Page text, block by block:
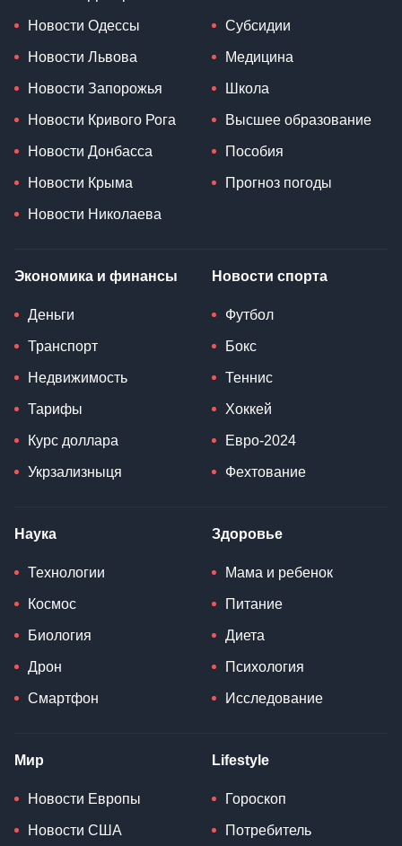
Новости Одессы
Новости Львова
Новости Запорожья
Новости Кривого Рога
Новости Донбасса
Новости Крыма
Новости Николаева
Субсидии
Медицина
Школа
Высшее образование
Пособия
Прогноз погоды
Экономика и финансы
Деньги
Транспорт
Недвижимость
Тарифы
Курс доллара
Укрзализныця
Новости спорта
Футбол
Бокс
Теннис
Хоккей
Евро-2024
Фехтование
Наука
Технологии
Космос
Биология
Дрон
Смартфон
Здоровье
Мама и ребенок
Питание
Диета
Психология
Исследование
Мир
Новости Европы
Новости США
Lifestyle
Гороскоп
Потребитель